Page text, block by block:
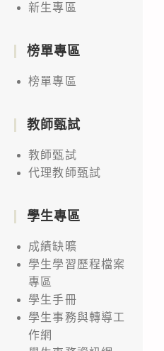
新生專區
榜單專區
榜單專區
教師甄試
教師甄試
代理教師甄試
學生專區
成績缺曠
學生學習歷程檔案
專區
學生手冊
學生事務與轉導工
作網